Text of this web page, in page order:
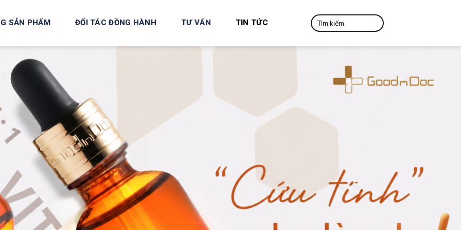
SẢN PHẨM ĐỐI TÁC ĐỒNG HÀNH TƯ VẤN TIN TỨC
Tìm
kiếm: